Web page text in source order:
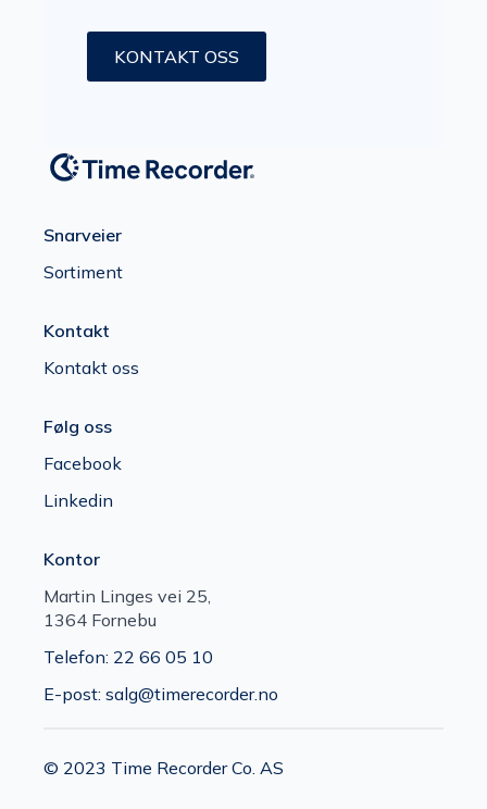
KONTAKT OSS
Snarveier
Sortiment
Kontakt
Kontakt oss
Følg oss
Facebook
Linkedin
Kontor
Martin Linges vei 25,
1364 Fornebu
Telefon: 22 66 05 10
E-post: salg@timerecorder.no
© 2023 Time Recorder Co. AS